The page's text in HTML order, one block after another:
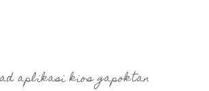
aplikasi kios gapoktan